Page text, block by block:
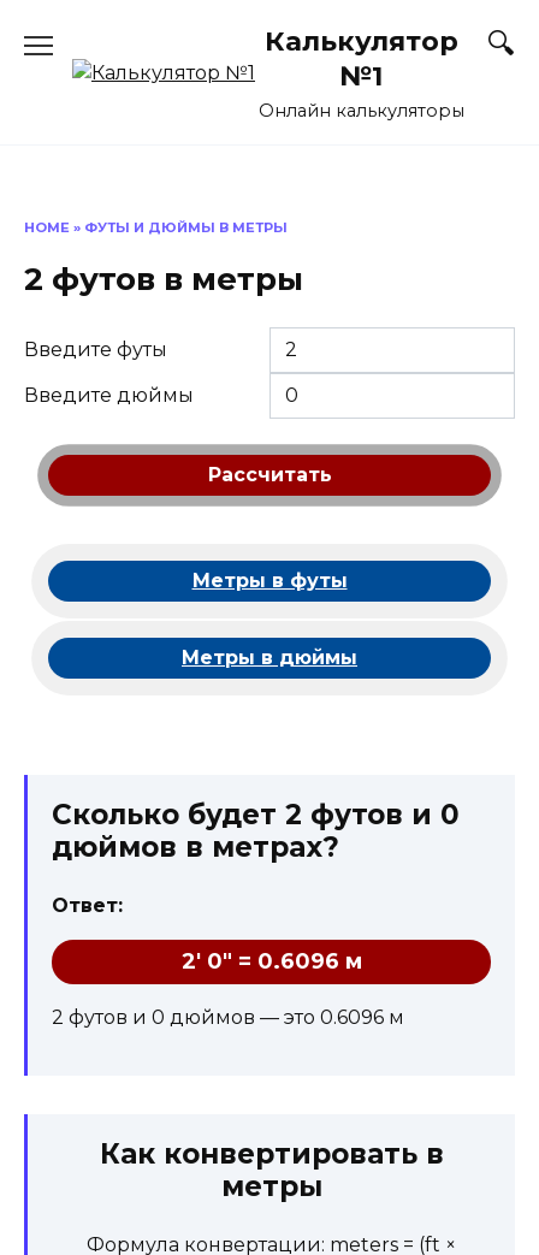
содержанию
Калькулятор
№1
Онлайн калькуляторы
HOME » ФУТЫ И ДЮЙМЫ В МЕТРЫ
2 футов в метры
Введите футы
Введите дюймы
Рассчитать
Метры в футы
Метры в дюймы
Сколько будет 2 футов и 0
дюймов в метрах?
Ответ:
2' 0" = 0.6096 м
2 футов и 0 дюймов — это 0.6096 м
Как конвертировать в
метры
Формула конвертации: meters = (ft ×